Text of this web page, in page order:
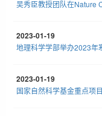
吴秀臣教授团队在Nature
2023-01-19
地理科学学部举办2023年
2023-01-19
国家自然科学基金重点项